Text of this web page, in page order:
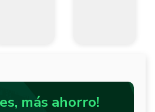
más ahorro!